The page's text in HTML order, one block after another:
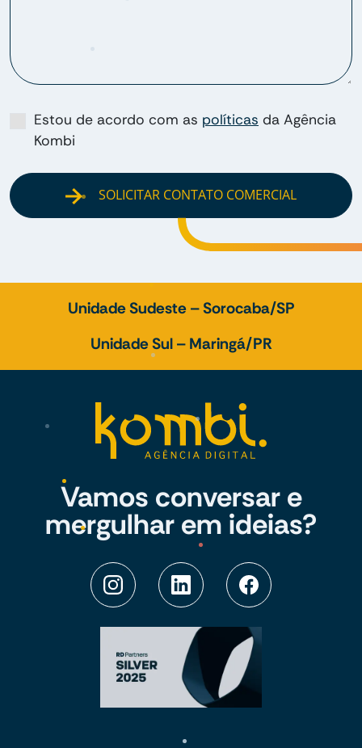
Estou de acordo com as políticas da Agência
Kombi
SOLICITAR CONTATO COMERCIAL
Unidade Sudeste – Sorocaba/SP
Unidade Sul – Maringá/PR
Vamos conversar e
mergulhar em ideias?